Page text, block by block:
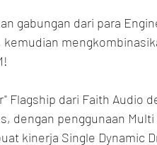
gabungan dari para
kemudian
Flagship dari Faith Audio
dengan penggunaan
kinerja Single Dynamic